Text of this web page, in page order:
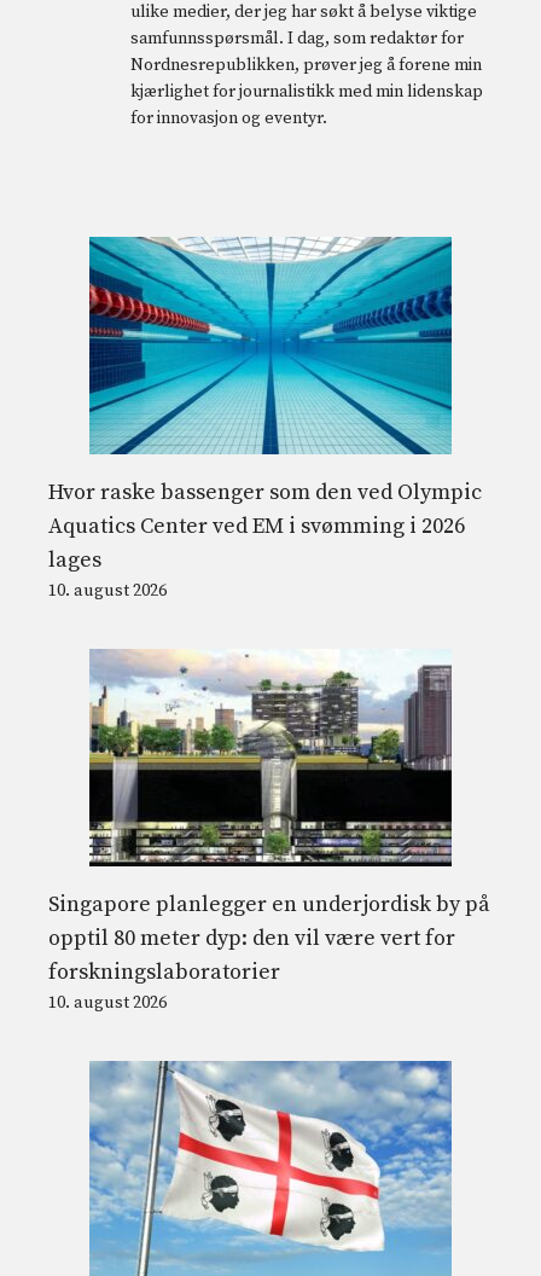
ulike medier, der jeg har søkt å belyse viktige
samfunnsspørsmål. I dag, som redaktør for
Nordnesrepublikken, prøver jeg å forene min
kjærlighet for journalistikk med min lidenskap
for innovasjon og eventyr.
Hvor raske bassenger som den ved Olympic
Aquatics Center ved EM i svømming i 2026
lages
10. august 2026
Singapore planlegger en underjordisk by på
opptil 80 meter dyp: den vil være vert for
forskningslaboratorier
10. august 2026